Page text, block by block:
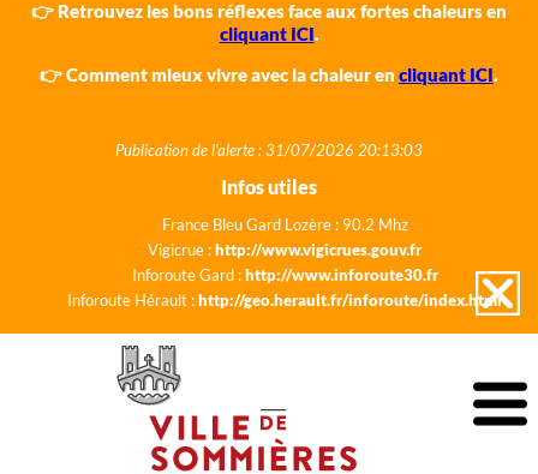
👉 Retrouvez les bons réflexes face aux fortes chaleurs en
cliquant ICI.
👉 Comment mieux vivre avec la chaleur en cliquant ICI.
Publication de l'alerte : 31/07/2026 20:13:03
Infos utiles
France Bleu Gard Lozère : 90.2 Mhz
Vigicrue :http://www.vigicrues.gouv.fr
Inforoute Gard :http://www.inforoute30.fr
Inforoute Hérault :http://geo.herault.fr/inforoute/index.html